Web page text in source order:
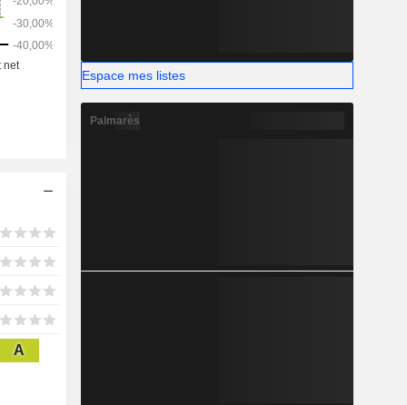
A
Espace mes listes
Palmarès